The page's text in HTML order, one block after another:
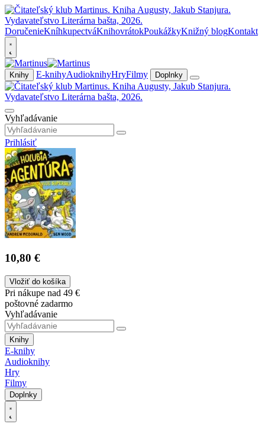
DoručenieKníhkupectváKnihovrátokPoukážkyKnižný blogKontakt
Knihy E-knihyAudioknihyHryFilmy Doplnky
Vyhľadávanie
Prihlásiť
10,80 €
Vložiť do košíka
Pri nákupe nad 49 €
poštovné zadarmo
Vyhľadávanie
Knihy
E-knihy
Audioknihy
Hry
Filmy
Doplnky